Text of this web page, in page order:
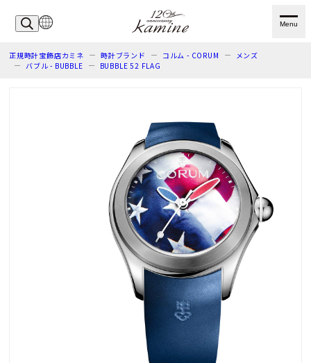
Menu
正規時計宝飾店カミネ 時計ブランド コルム - CORUM
メンズ
バブル - BUBBLE
BUBBLE 52 FLAG